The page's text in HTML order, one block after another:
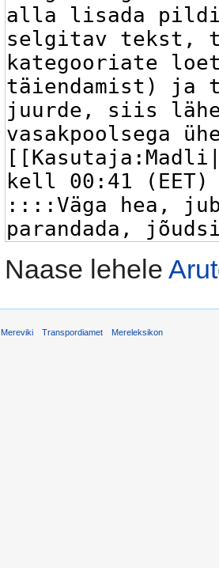
Naase lehele
Mereviki Transpordiamet Mereleksikon